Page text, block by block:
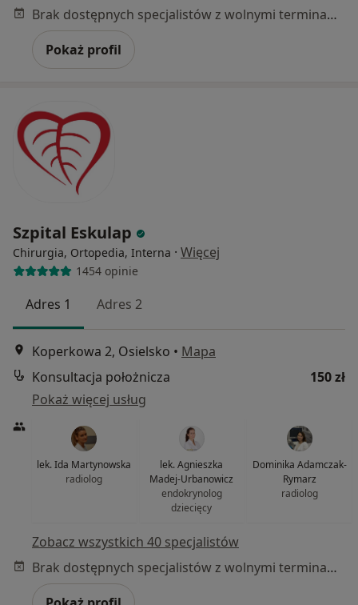
Brak dostępnych specjalistów z wolnymi terminami w tym centrum medycznym.
Pokaż profil
Szpital Eskulap
Chirurgia, Ortopedia, Interna · Więcej
1454 opinie
Adres 1 Adres 2
Koperkowa 2, Osielsko • Mapa
Konsultacja położnicza
150 zł
Pokaż więcej usług
lek. Ida Martynowska
radiolog
lek. Agnieszka
Madej-Urbanowicz
endokrynolog
dziecięcy
Dominika Adamczak-
Rymarz
radiolog
Zobacz wszystkich 40 specjalistów
Brak dostępnych specjalistów z wolnymi terminami w tym centrum medycznym.